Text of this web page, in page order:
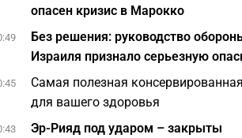
опасен кризис в Марокко
Без решения: руководство
Израиля признало серьезную
Самая полезная
для вашего здоровья
Эр-Рияд под ударом – закрыты